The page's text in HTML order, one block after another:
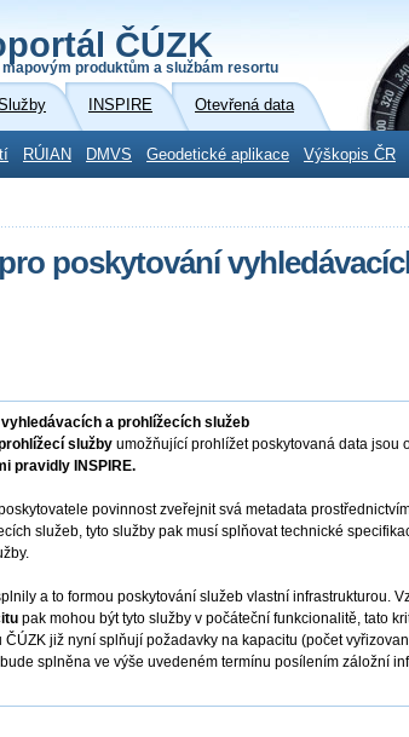
ČÚZK
produktům a službám resortu
INSPIRE Otevřená data
RÚIAN DMVS Geodetické aplikace Výškopis ČR
poskytování
a prohlížecích služeb
služby umožňující prohlížet poskytovaná data jsou
pravidly INSPIRE.
povinnost zveřejnit svá metadata
služeb, tyto služby pak musí splňovat technické
a to formou poskytování služeb vlastní infrastrukturou.
pak mohou být tyto služby v počáteční funkcionalitě, tato
již nyní splňují požadavky na kapacitu (počet
splněna ve výše uvedeném termínu posílením záložní